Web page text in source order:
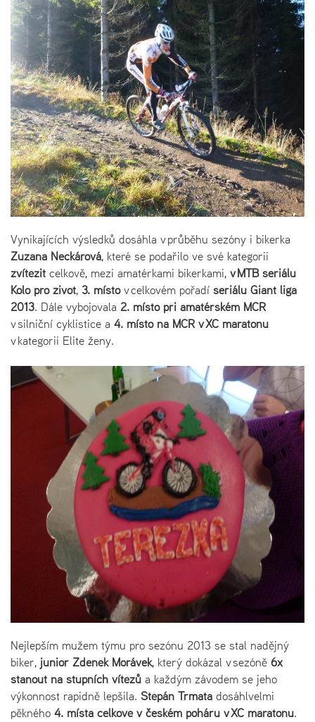
Vynikajících výsledků dosáhla v průběhu sezóny i bikerka
Zuzana Neckářová, které se podařilo ve své kategorii
zvítězit celkově, mezi amatérkami bikerkami, v MTB seriálu
Kolo pro život, 3. místov celkovém pořadí seriálu Giant liga
2013. Dále vybojovala 2. místo při amatérském MČR
v silniční cyklistice a 4. místo na MČR v XC maratonu
v kategorii Elite ženy.
Nejlepším mužem týmu pro sezónu 2013 se stal nadějný
biker, junior Zdeněk Morávek, který dokázal v sezóně 6x
stanout na stupních vítězů a každým závodem se jeho
výkonnost rapidně lepšila. Štěpán Trmata dosáhlvelmi
pěkného 4. místa celkově v českém poháru v XC maratonu.